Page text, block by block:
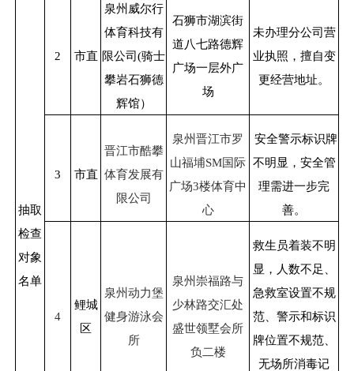
抽取
检查
对象
名单
2 市直
泉州威尔行
体育科技有
限公司(骑士
攀岩石狮德
辉馆）
石狮市湖滨街
道八七路德辉
广场一层外广
场
未办理分公司营
业执照，擅自变
更经营地址。
3 市直
晋江市酷攀
体育发展有
限公司
泉州晋江市罗
山福埔SM国际
广场3楼体育中
心
安全警示标识牌
不明显，安全管
理需进一步完
善。
4
鲤城
区
泉州动力堡
健身游泳会
所
泉州崇福路与
少林路交汇处
盛世领墅会所
负二楼
救生员着装不明
显，人数不足、
急救室设置不规
范、警示和标识
牌位置不规范、
无场所消毒记